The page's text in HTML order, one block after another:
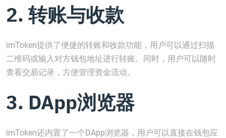
2. 转账与收款
imToken提供了便捷的转账和收款功能，用户可以通过扫描
二维码或输入对方钱包地址进行转账。同时，用户可以随时
查看交易记录，方便管理资金流动。
3. DApp浏览器
imToken还内置了一个DApp浏览器，用户可以直接在钱包应